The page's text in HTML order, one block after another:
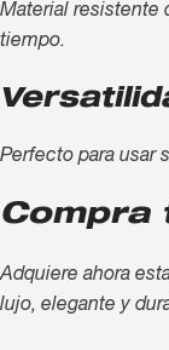
Material resistente
tiempo.
Perfecto para usar
Compra
Adquiere ahora
lujo, elegante y